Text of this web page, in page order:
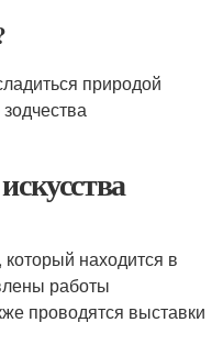
природой
находится в
работы
проводятся выставки